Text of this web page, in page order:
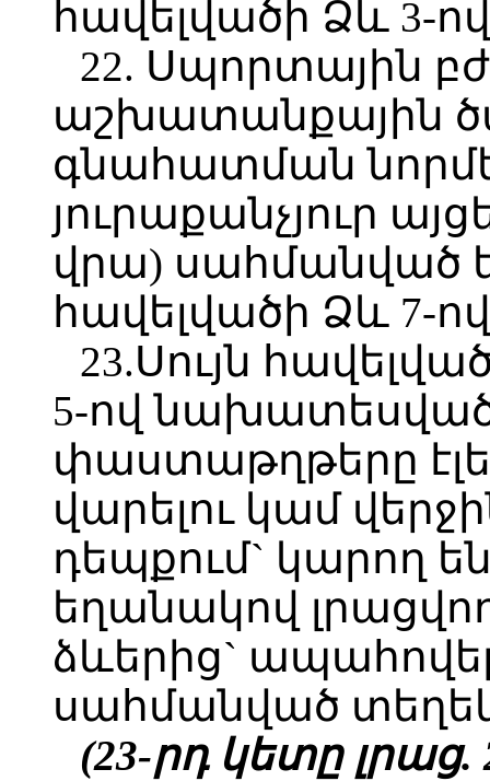
հավելվածի Ձև 3-
22. Սպորտային
աշխատանքային
գնահատման
յուրաքանչյուր
վրա) սահմանված
հավելվածի Ձև 7-
23.Սույն
5-ով
փաստաթղթերը
վարելու կամ
դեպքում` կարող
եղանակով
ձևերից`
սահմանված
(23-րդ կետը լրաց.